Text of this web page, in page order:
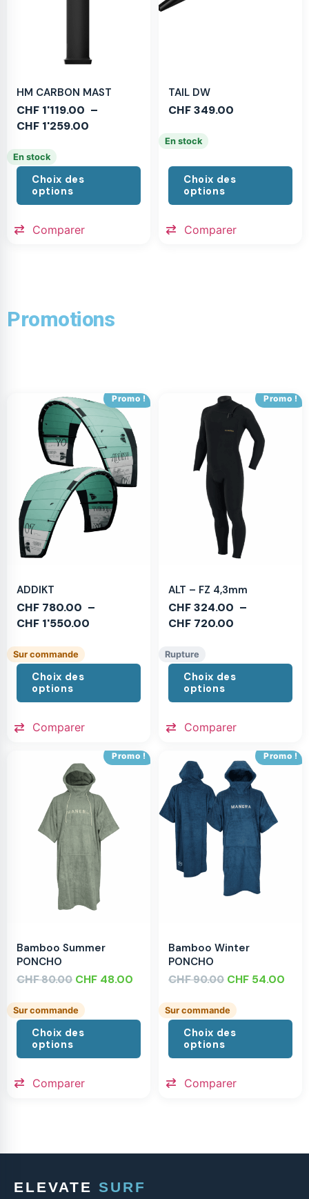
HM CARBON MAST
CHF 1'119.00 –
CHF 1'259.00
En stock
Choix des
options
Comparer
TAIL DW
CHF349.00
En stock
Choix des
options
Comparer
Promotions
Promo !
ADDIKT
CHF 780.00 –
CHF 1'550.00
Sur commande
Choix des
options
Comparer
Promo !
ALT – FZ 4,3mm
CHF324.00 –
CHF 720.00
Rupture
Choix des
options
Comparer
Promo !
Bamboo Summer
PONCHO
CHF80.00 CHF 48.00
Sur commande
Choix des
options
Comparer
Promo !
Bamboo Winter
PONCHO
CHF90.00 CHF 54.00
Sur commande
Choix des
options
Comparer
ELEVATE SURF